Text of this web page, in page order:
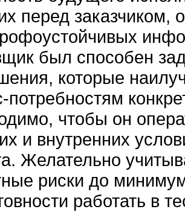
перед заказчиком,
был способен
которые
потребностям
чтобы он
и внутренних
Желательно
риски до
работать в